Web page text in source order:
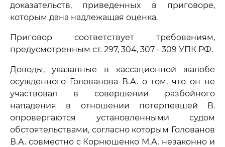
доказательств, приведенных в приговоре,
которым дана надлежащая оценка.
Приговор соответствует требованиям,
предусмотренным ст. 297, 304, 307 - 309 УПК РФ.
Доводы, указанные в кассационной жалобе
осужденного Голованова В.А. о том, что он не
участвовал в совершении разбойного
нападения в отношении потерпевшей В.
опровергаются установленными судом
обстоятельствами, согласно которым Голованов
В.А. совместно с Корнюшенко М.А. незаконно и